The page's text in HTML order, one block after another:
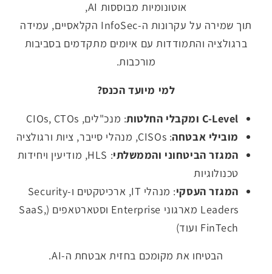
אוטונומיות מבוססות AI,
תוך שמירה על עקרונות ה-InfoSec הקלאסיים, עמידה
ברגולציה והתמודדות עם איומים מתקדמים בסביבות
מורכבות.
למי מיועד הכנס?
C-Level ומקבלי החלטות: מנכ"לים, CIOs, CTOs
מובילי אבטחה: CISOs, מנהלי סייבר, ציות ורגולציה
המגזר הביטחוני והממשלתי
: HLS, מודיעין ויחידות
טכנולוגיות
המגזר העסקי
: מנהלי IT, ארכיטקטים ו-Security
Leaders מארגוני Enterprise וסטארטאפים (SaaS,
FinTech ועוד)
הבטיחו את מקומכם בחזית אבטחת ה-AI.